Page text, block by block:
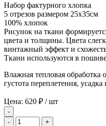
Набор фактурного хлопка
5 отрезов размером 25х35см
100% хлопок
Рисунок на ткани
цвета и толщины. Цвета
винтажный эффект и
Ткани используются в
Влажная тепловая обработка
густота переплетения,
Цена: 620 ₽ / шт
-
-
+